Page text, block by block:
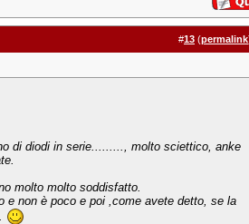
#13 (permalink
di diodi in serie........., molto sciettico, anke
molto molto soddisfatto.
e non è poco e poi ,come avete detto, se la